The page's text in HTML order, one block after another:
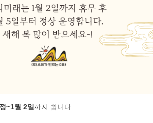
~1월 2일까지 쉽니다.